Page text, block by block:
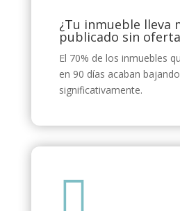
¿Tu inmueble lleva
publicado sin
El 70% de los inmuebles
en 90 días acaban
significativamente.
